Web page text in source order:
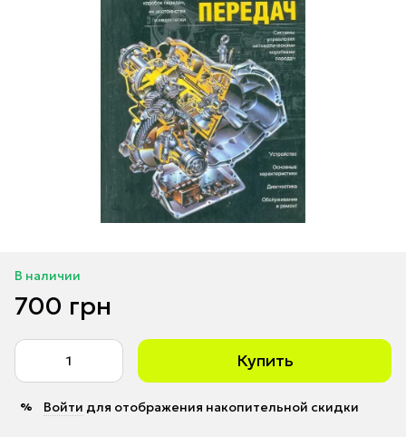
В наличии
700 грн
Купить
% Войти для отображения накопительной скидки